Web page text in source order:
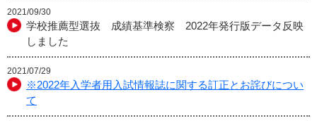
2021/09/30
学校推薦型選抜 成績基準検察 2022年発行版データ反映
しました
2021/07/29
※2022年入学者用入試情報誌に関する訂正とお詫びについ
て